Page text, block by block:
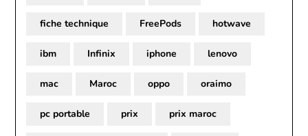
fiche technique FreePods hotwave
ibm Infinix iphone lenovo
mac Maroc oppo oraimo
pc portable prix prix maroc